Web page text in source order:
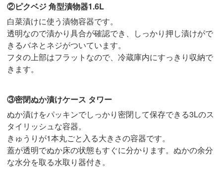
②ピクベジ 角型漬物器1.6L
白菜漬けに使う漬物容器です。
透明なので漬かり具合が確認でき、しっかり押し漬けがで
きるバネとネジがついています。
フタの上部はフラットなので、冷蔵庫内にすっきり収納で
きます。
③密閉ぬか漬けケース タワー
ぬか漬けをパッキンでしっかり密閉して保存できる3Lのス
タイリッシュな容器。
きゅうりが1本丸ごと入る大きさの容器です。
蓋が透明でぬか床の状態もすぐに分かります。ぬかの余分
な水分を取る水取り器付き。